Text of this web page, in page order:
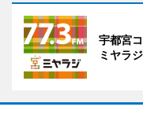
宇都宮
ミヤラジ